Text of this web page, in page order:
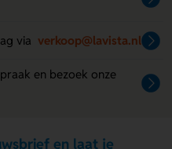
via verkoop@lavista.nl
en bezoek onze
en laat je